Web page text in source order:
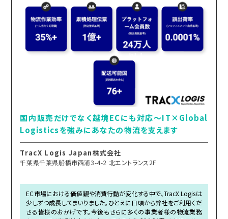
国内販売だけでなく越境ECにも対応～IT×Global
Logisticsを強みにあなたの物流を支えます
TracX Logis Japan株式会社
千葉県千葉県船橋市西浦3-4-2 北エントランス2F
EC市場における価値観や消費行動が変化する中で、TracX Logisは
少しずつ成長してまいりました。ひとえに日頃から弊社をご利用くだ
さる皆様のおかげです。今後もさらに多くの事業者様の物流業務